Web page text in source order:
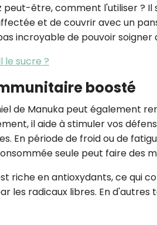
peut-être, comment l'utiliser ?
et de couvrir avec un
incroyable de pouvoir
sucre ?
boosté
de Manuka peut également
il aide à stimuler vos
En période de froid ou de
seule peut faire des
riche en antioxydants, ce qui
les radicaux libres. En